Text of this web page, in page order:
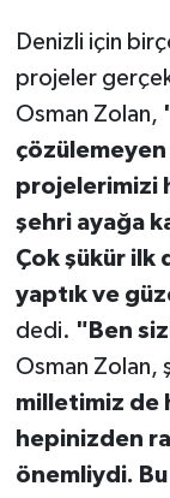
Denizli için
projeler
Osman Zolan,
projelerimizi
şehri ayağa
Çok şükür ilk
yaptık ve
dedi. "Ben
Osman Zolan,
milletimiz de
hepinizden
önemliydi.